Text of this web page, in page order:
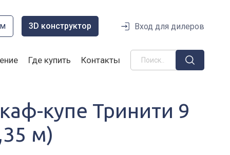
3D конструктор Вход для дилеров
Где купить Контакты
купе Тринити 9
м)